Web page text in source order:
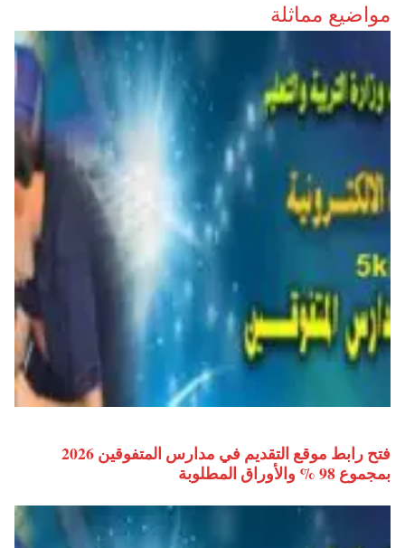
مواضيع مماثلة
فتح رابط موقع التقديم في مدارس المتفوقين 2026
بمجموع 98 % والأوراق المطلوبة